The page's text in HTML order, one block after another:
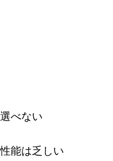
べない
能は乏しい